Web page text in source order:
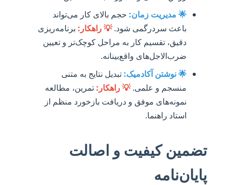
🌟 مدیریت زمان: حجم بالای کار می‌تواند
باعث سردرگمی شود.💡 راهکار: برنامه‌ریزی
دقیق، تقسیم کار به مراحل کوچک‌تر و تعیین
ضرب‌الاجل‌های واقع‌بینانه.
🌟 نوشتن آکادمیک: تبدیل نتایج به متنی
منسجم و علمی.💡 راهکار: تمرین، مطالعه
نمونه‌های موفق و دریافت بازخورد منظم از
استاد راهنما.
تضمین کیفیت و اصالت
پایان‌نامه